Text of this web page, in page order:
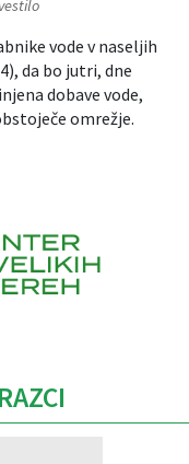
vode v naseljih
da bo jutri, dne
dobave vode,
omrežje.